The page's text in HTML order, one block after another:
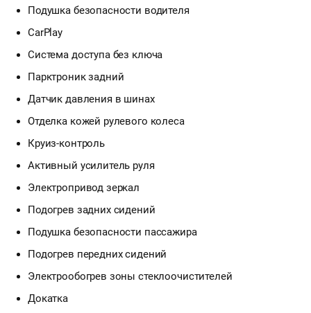
Подушка безопасности водителя
CarPlay
Система доступа без ключа
Парктроник задний
Датчик давления в шинах
Отделка кожей рулевого колеса
Круиз-контроль
Активный усилитель руля
Электропривод зеркал
Подогрев задних сидений
Подушка безопасности пассажира
Подогрев передних сидений
Электрообогрев зоны стеклоочистителей
Докатка